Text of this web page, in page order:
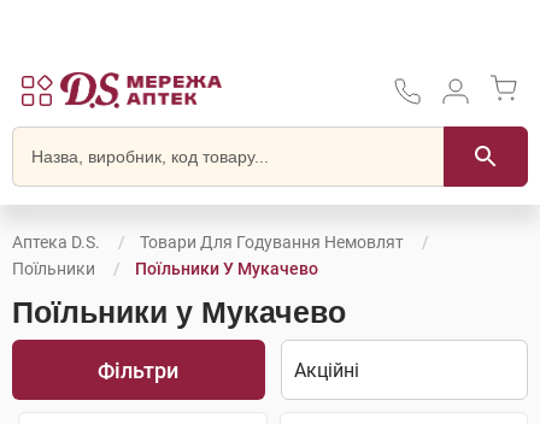
Аптека D.S.
Товари Для Годування Немовлят
Поїльники
Поїльники У Мукачево
Поїльники у Мукачево
Фільтри